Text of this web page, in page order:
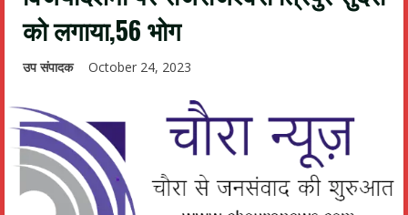
को लगाया,56 भोग
उप संपादक October 24, 2023